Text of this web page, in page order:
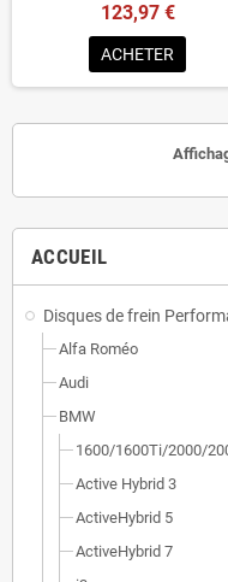
ACCUEIL
Disques de frein
Alfa Roméo
Audi
BMW
1600/1600Ti/2000/
Active Hybrid 3
ActiveHybrid 5
ActiveHybrid 7
123,97 €
ACHETER